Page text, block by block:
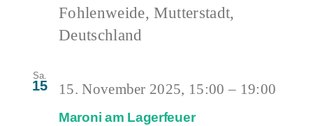
Fohlenweide, Mutterstadt,
Deutschland
Sa.
15
Maroni am Lagerfeuer
15. November 2025, 15:00 – 19:00